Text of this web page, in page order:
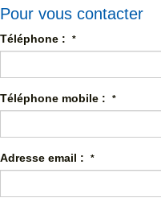
Pour vous contacter
Téléphone : *
Téléphone mobile : *
Adresse email : *